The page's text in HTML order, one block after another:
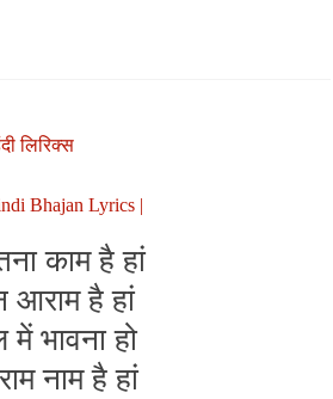
लिरिक्स
Bhajan Lyrics |
काम है हां
है हां
भावना हो
नाम है हां